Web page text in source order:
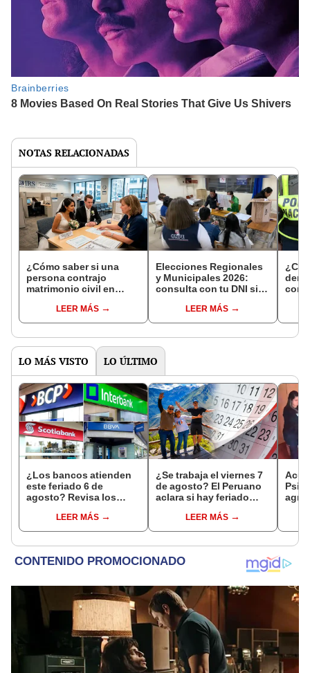
NOTAS RELACIONADAS
¿Cómo saber si una
persona contrajo
matrimonio civil en
LEER MÁS
Elecciones Regionales
y Municipales 2026:
consulta con tu DNI si
de mesa para este 4 de
octubre en el link oficial
LEER MÁS
con
LO MÁS VISTO LO ÚLTIMO
¿Los bancos atienden
este feriado 6 de
agosto? Revisa los
habilitados en BCP,
Interbank, BBVA y
LEER MÁS
¿Se trabaja el viernes 7
de agosto? El Peruano
aclara si hay feriado
del 6 de agosto
LEER MÁS